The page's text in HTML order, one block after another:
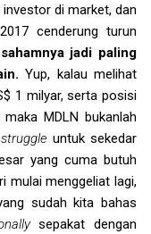
di market, dan
cenderung turun
jadi paling
Yup, kalau melihat
1 milyar, serta posisi
maka MDLN bukanlah
struggle untuk sekedar
yang cuma butuh
mulai menggeliat lagi,
sudah kita bahas
sepakat dengan